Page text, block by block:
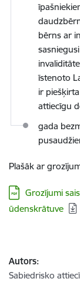
bērns ar
īstenoto
ir
attiecīgu
gada
Plašāk ar
Lejupielādēt:
Grozījumi
ūdenskrātuve
Autors:
Sabiedrisko